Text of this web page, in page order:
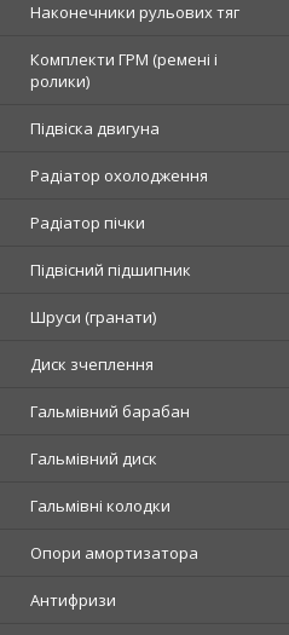
Наконечники рульових тяг
Комплекти ГРМ (ремені і
ролики)
Підвіска двигуна
Радіатор охолодження
Радіатор пічки
Підвісний підшипник
Шруси (гранати)
Диск зчеплення
Гальмівний барабан
Гальмівний диск
Гальмівні колодки
Опори амортизатора
Антифризи